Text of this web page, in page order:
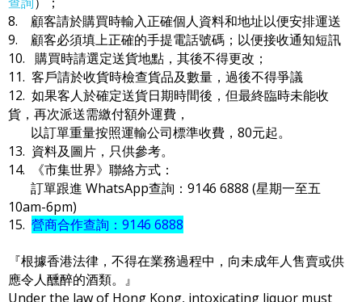
8. 顧客請於購買時輸入正確個人資料和地址以便安排運送
9. 顧客必須填上正確的手提電話號碼；以便接收通知短訊
10. 購買時請選定送貨地點，其後不得更改；
11. 客戶請於收貨時檢查貨品及數量，過後不得爭議
12. 如果客人於確定送貨日期時間後，但最終臨時未能收
貨，再次派送需繳付額外運費，
以訂單重量按照運輸公司標準收費，80元起。
13. 資料及圖片，只供參考。
14. 《市集世界》聯絡方式：
訂單跟進 WhatsApp查詢：9146 6888 (星期一至五
10am-6pm)
15. 營商合作查詢：9146 6888
『根據香港法律，不得在業務過程中，向未成年人售賣或供
應令人醺醉的酒類。』
Under the law of Hong Kong, intoxicating liquor must